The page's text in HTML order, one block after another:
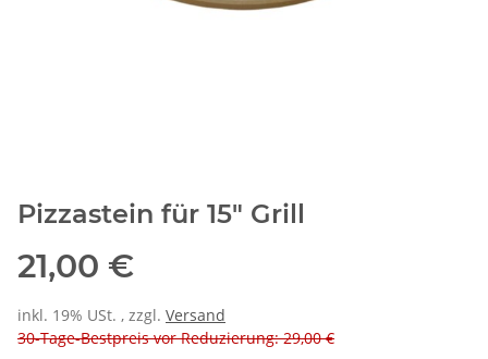
Pizzastein für 15" Grill
21,00 €
inkl. 19% USt. , zzgl. Versand
30-Tage-Bestpreis vor Reduzierung: 29,00 €